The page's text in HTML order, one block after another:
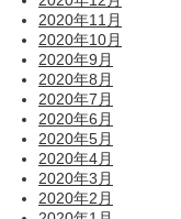
2020年11月
2020年10月
2020年9月
2020年8月
2020年7月
2020年6月
2020年5月
2020年4月
2020年3月
2020年2月